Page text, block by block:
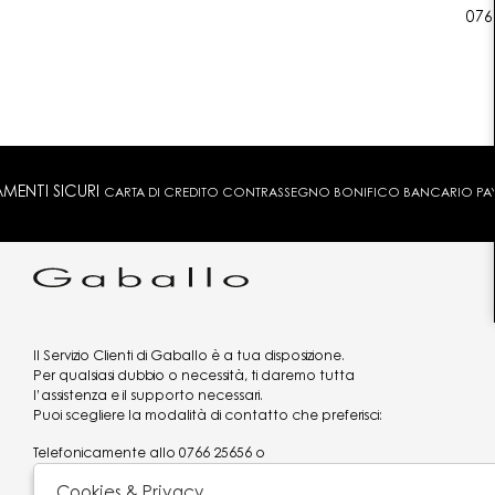
SICURI CARTA DI CREDITO CONTRASSEGNO BONIFICO BANCARIO
Il Servizio Clienti di Gaballo è a tua disposizione.
Per qualsiasi dubbio o necessità, ti daremo tutta
l’assistenza e il supporto necessari.
Puoi scegliere la modalità di contatto che preferisci:
Telefonicamente allo 0766 25656 o